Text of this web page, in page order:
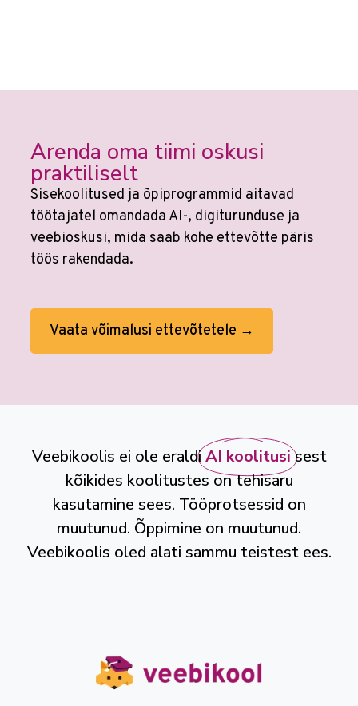
Arenda oma tiimi oskusi
praktiliselt
Sisekoolitused ja õpiprogrammid aitavad
töötajatel omandada AI-, digiturunduse ja
veebioskusi, mida saab kohe ettevõtte päris
töös rakendada.
Vaata võimalusi ettevõtetele →
Veebikoolis ei ole eraldiAI koolitusi sest
kõikides koolitustes on tehisaru
kasutamine sees. Tööprotsessid on
muutunud. Õppimine on muutunud.
Veebikoolis oled alati sammu teistest ees.